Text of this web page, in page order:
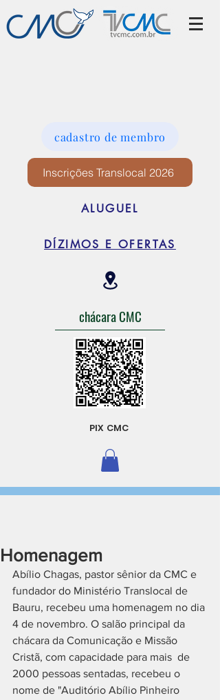
cadastro de membro
Inscrições Translocal 2026
ALUGUEL
DÍZIMOS E OFERTAS
chácara CMC
PIX CMC
Homenagem
Abílio Chagas, pastor sênior da CMC e
fundador do Ministério Translocal de
Bauru, recebeu uma homenagem no dia
4 de novembro. O salão principal da
chácara da Comunicação e Missão
Cristã, com capacidade para mais  de
2000 pessoas sentadas, recebeu o
nome de "Auditório Abílio Pinheiro